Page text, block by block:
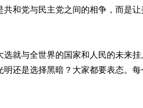
共和党与民主党之间的相争，而是
选就与全世界的国家和人民的未来
明还是选择黑暗？大家都要表态。